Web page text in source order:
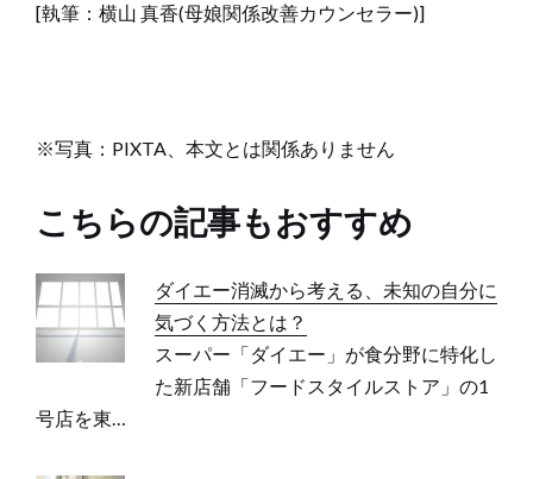
[執筆：横山 真香(母娘関係改善カウンセラー)]
※写真：PIXTA、本文とは関係ありません
こちらの記事もおすすめ
ダイエー消滅から考える、未知の自分に
気づく方法とは？
スーパー「ダイエー」が食分野に特化し
た新店舗「フードスタイルストア」の1
号店を東…